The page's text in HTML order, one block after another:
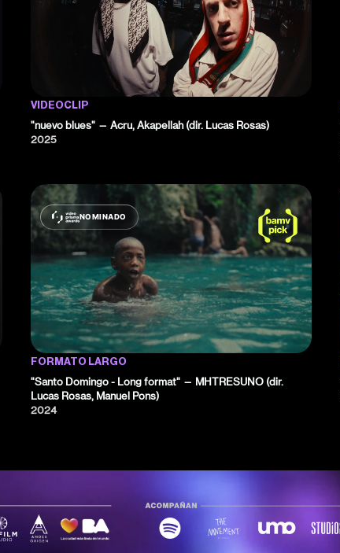
VIDEOCLIP
"nuevo blues" — Acru, Akapellah (dir. Lucas Rosas)
2025
NOMINADO
FORMATO LARGO
"Santo Domingo - Long format" — MHTRESUNO (dir.
Lucas Rosas, Manuel Pons)
2024